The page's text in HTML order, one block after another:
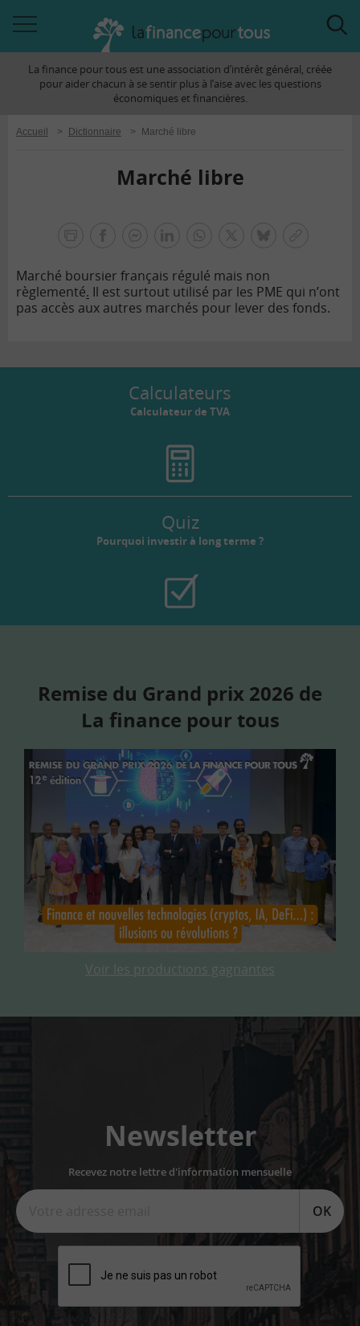
àLa finance pour tous est une association d’intérêt général, créée
pour aider chacun à se sentir plus à l’aise avec les questions
économiques et financières.
Accueil > Dictionnaire > Marché libre
Marché libre
Marché boursier français régulé mais non
règlementé. Il est surtout utilisé par les PME qui n’ont
pas accès aux autres marchés pour lever des fonds.
Calculateurs
Calculateur de TVA
Quiz
Pourquoi investir à long terme ?
Remise du Grand prix 2026 de
La finance pour tous
Voir les productions gagnantes
Newsletter
Recevez notre lettre d'information mensuelle
OK